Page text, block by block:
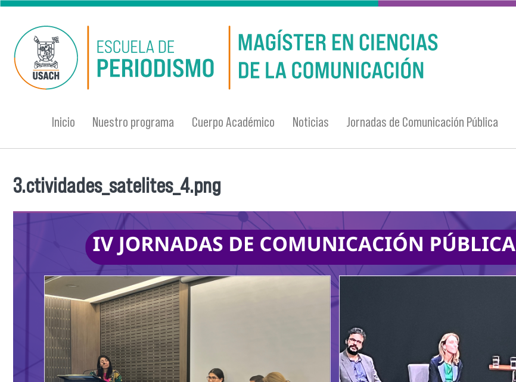
Pasar al contenido principal
Inicio Nuestro programa Cuerpo Académico Noticias Jornadas de Comunicación Pública
Se encuentra usted aquí
3.ctividades_satelites_4.png